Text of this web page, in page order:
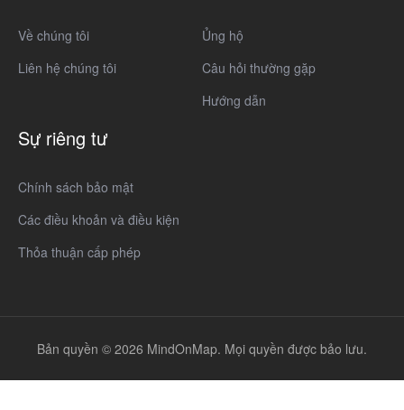
Về chúng tôi
Liên hệ chúng tôi
Ủng hộ
Câu hỏi thường gặp
Hướng dẫn
Sự riêng tư
Chính sách bảo mật
Các điều khoản và điều kiện
Thỏa thuận cấp phép
Bản quyền © 2026 MindOnMap. Mọi quyền được bảo lưu.